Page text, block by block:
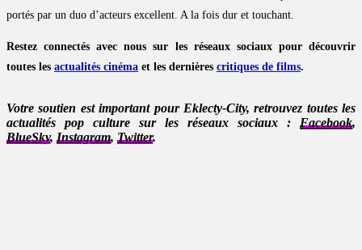
portés par un duo d’acteurs excellent. A la fois dur et touchant.
Restez connectés avec nous sur les réseaux sociaux pour découvrir
toutes les actualités cinéma et les dernières critiques de films.
Votre soutien est important pour Eklecty-City, retrouvez toutes les
actualités pop culture sur les réseaux sociaux : Facebook,
BlueSky, Instagram, Twitter.